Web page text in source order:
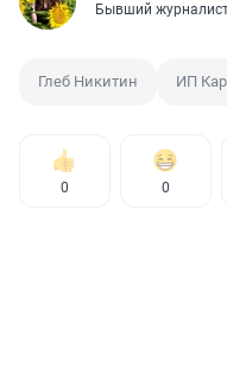
Бывший
Глеб Никитин ИП
0 0